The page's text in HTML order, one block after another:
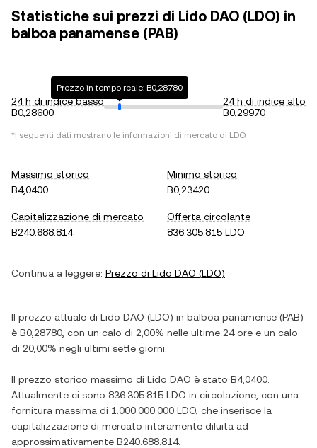
Statistiche sui prezzi di Lido DAO (LDO) in
balboa panamense (PAB)
24 h di indice basso
B0,28600
Prezzo in tempo reale: B0,28780
24 h di indice alto
B0,29970
*I seguenti dati mostrano le informazioni di mercato di LDO.
Massimo storico
B4,0400
Minimo storico
B0,23420
Capitalizzazione di mercato
B240.688.814
Offerta circolante
836.305.815 LDO
Continua a leggere: Prezzo di Lido DAO (LDO)
Il prezzo attuale di Lido DAO (LDO) in balboa panamense (PAB)
è B0,28780 , con un calo di 2,00% nelle ultime 24 ore e un calo
di 20,00% negli ultimi sette giorni.
Il prezzo storico massimo di Lido DAO è stato B4,0400
Attualmente ci sono 836.305.815 LDO in circolazione, con una
fornitura massima di 1.000.000.000 LDO , che inserisce la
capitalizzazione di mercato interamente diluita ad
approssimativamente B240.688.814.